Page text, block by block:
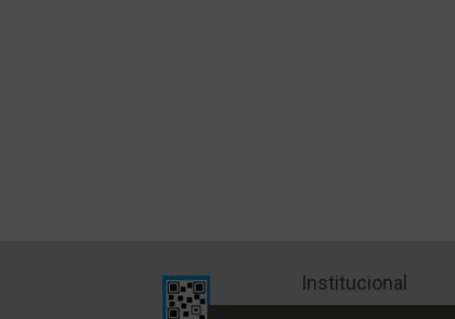
Institucional